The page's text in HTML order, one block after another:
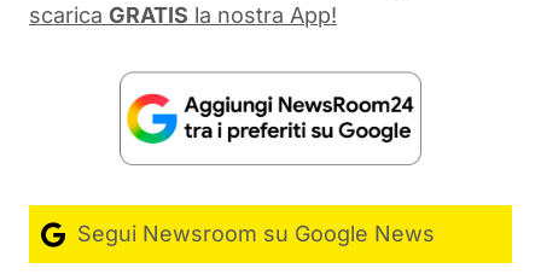
scarica GRATIS la nostra App!
Segui Newsroom su Google News